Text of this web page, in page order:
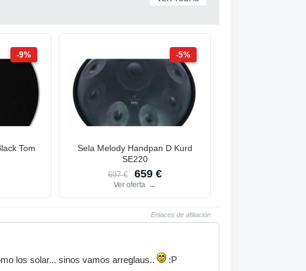
-9%
Tom
-5%
Sela Melody Handpan D Kurd
SE220
697 € 659 €
Ver oferta →
Enlaces de afiliación
los solar... sinos vamos arreglaus.. :P